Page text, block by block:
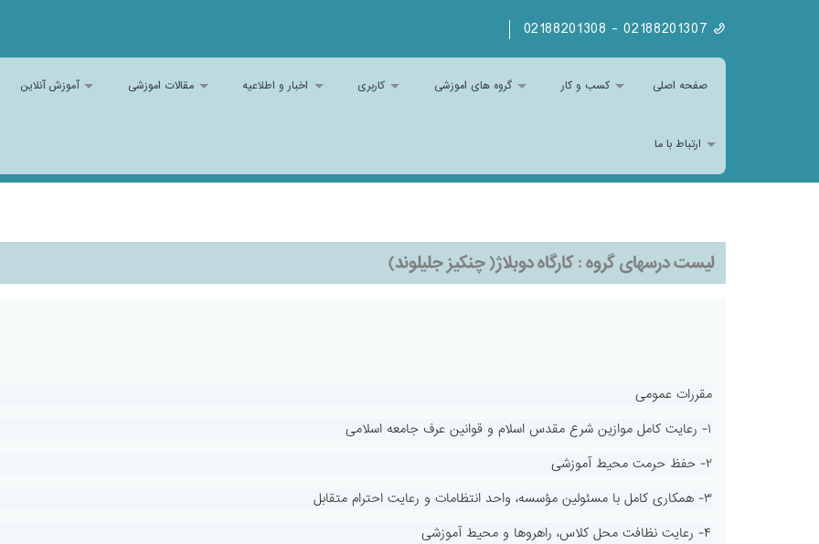
صفحه اصلی کسب و کار گروه های اموزشی کاربری اخبار و اطلاعیه مقالات اموزشی آموزش آنلاین
ارتباط با ما
لیست درسهای گروه :کارگاه دوبلاژ( چنکیز جلیلوند)
مقررات عمومی
۱- رعایت کامل موازین شرع مقدس اسلام و قوانین عرف جامعه اسلامی
۲- حفظ حرمت محیط آموزشی
۳- همکاری کامل با مسئولین مؤسسه، واحد انتظامات و رعایت احترام متقابل
۴- رعایت نظافت محل کلاس، راهروها و محیط آموزشی